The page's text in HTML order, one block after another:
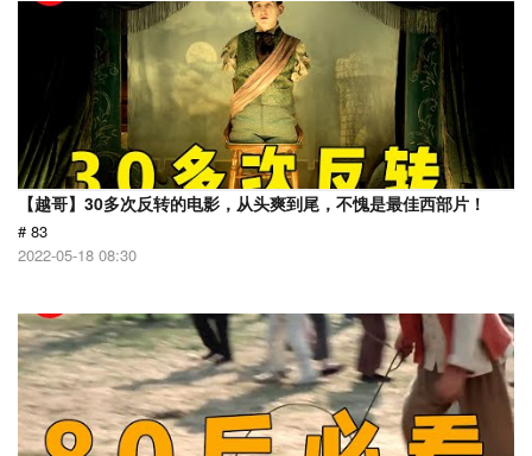
【越哥】30多次反转的电影，从头爽到尾，不愧是最佳西部片！
# 83
2022-05-18 08:30